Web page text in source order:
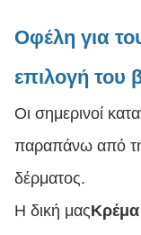
Οφέλη για
επιλογή του
Οι σημερινοί
παραπάνω από
δέρματος.
Η δική μας